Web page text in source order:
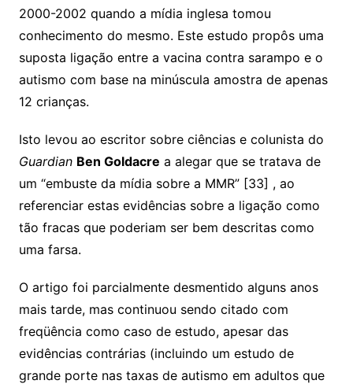
2000-2002 quando a mídia inglesa tomou
conhecimento do mesmo. Este estudo propôs uma
suposta ligação entre a vacina contra sarampo e o
autismo com base na minúscula amostra de apenas
12 crianças.
Isto levou ao escritor sobre ciências e colunista do
Guardian Ben Goldacre a alegar que se tratava de
um “embuste da mídia sobre a MMR” [33] , ao
referenciar estas evidências sobre a ligação como
tão fracas que poderiam ser bem descritas como
uma farsa.
O artigo foi parcialmente desmentido alguns anos
mais tarde, mas continuou sendo citado com
freqüência como caso de estudo, apesar das
evidências contrárias (incluindo um estudo de
grande porte nas taxas de autismo em adultos que